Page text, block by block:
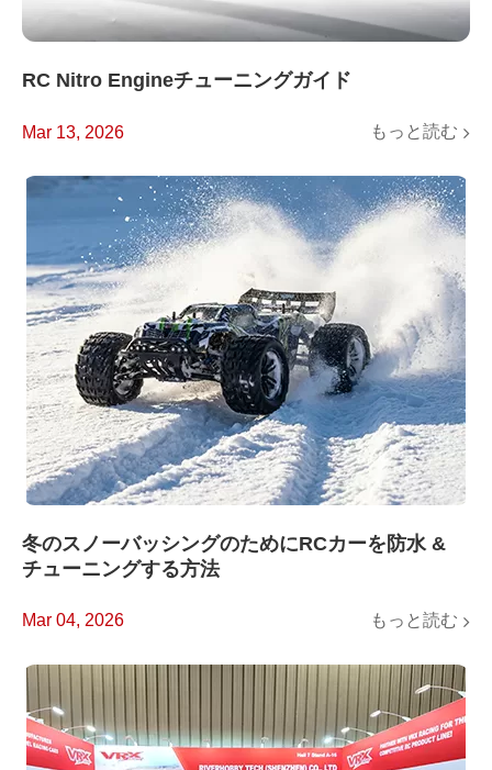
RC Nitro Engineチューニングガイド
Mar 13, 2026 もっと読む
冬のスノーバッシングのためにRCカーを防水 &
チューニングする方法
Mar 04, 2026 もっと読む